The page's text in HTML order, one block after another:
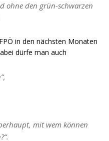
ohne den grün-schwarzen
in den nächsten Monaten
dürfe man auch
mit wem können